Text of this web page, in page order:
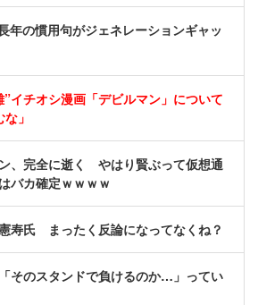
長年の慣用句がジェネレーションギャッ
イチオシ漫画「デビルマン」について
」
ン、完全に逝く やはり賢ぶって仮想通
バカ確定ｗｗｗｗ
寿氏 まったく反論になってなくね？
そのスタンドで負けるのか…」ってい